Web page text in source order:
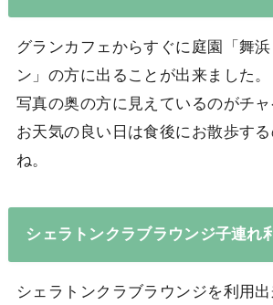
グランカフェからすぐに庭園「舞
ン」の方に出ることが出来ました。
写真の奥の方に見えているのがチャ
お天気の良い日は食後にお散歩す
ね。
シェラトンクラブラウンジ子連れ
シェラトンクラブラウンジを利用